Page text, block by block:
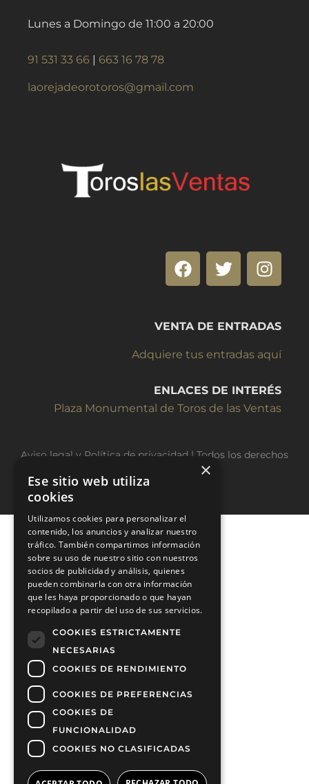
Lunes a Domingo de 11:00 a 20:00
91 531 33 66 | 663 16 78 78
laorejadeorotoros@gmail.com
VENTA DE ENTRADAS
Adquiere tus entradas aquí
ENLACES DE INTERÉS
Plaza Monumental de Toros de las Ventas
Aviso legal y Política de privacidad | Todos los derechos
reservados © Ovejaferoz
×
Ese sitio web utiliza
cookies
Utilizamos cookies para personalizar el
contenido, los anuncios y analizar nuestro
tráfico. También compartimos información
sobre su uso de nuestro sitio con nuestros
socios de publicidad y análisis, quienes
pueden combinarla con otra información
que les haya proporcionado o que hayan
recopilado a partir del uso de sus servicios.
COOKIES ESTRICTAMENTE
NECESARIAS
COOKIES DE RENDIMIENTO
COOKIES DE PREFERENCIAS
COOKIES DE
FUNCIONALIDAD
COOKIES NO CLASIFICADAS